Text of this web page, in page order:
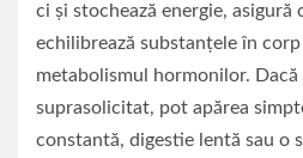
ci și stochează energie, asigură
echilibrează substanțele în corp
metabolismul hormonilor. Dacă
suprasolicitat, pot apărea
constantă, digestie lentă sau o